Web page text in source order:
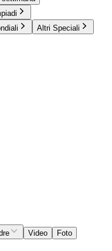
Altri Speciali
Video Foto